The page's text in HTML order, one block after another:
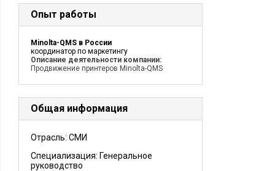
Опыт работы
Minolta-QMS в России
координатор по маркетингу
Описание деятельности компании:
Продвижение принтеров Minolta-QMS
Общая информация
Отрасль: СМИ
Специализация: Генеральное
руководство